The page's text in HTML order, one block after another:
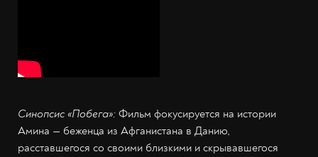
Синопсис «Побега»: Фильм фокусируется на истории
Амина — беженца из Афганистана в Данию,
расставшегося со своими близкими и скрывавшегося